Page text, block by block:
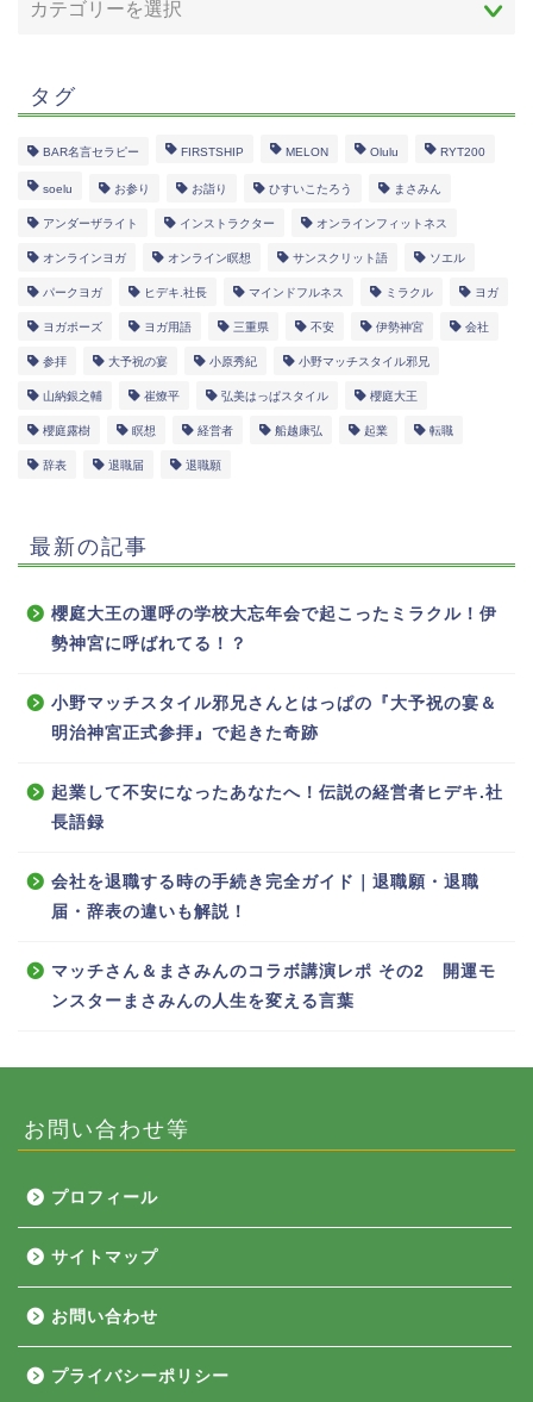
タグ
BAR名言セラピー FIRSTSHIP MELON Olulu RYT200
soelu お参り お詣り ひすいこたろう まさみん
アンダーザライト インストラクター オンラインフィットネス
オンラインヨガ オンライン瞑想 サンスクリット語 ソエル
パークヨガ ヒデキ.社長 マインドフルネス ミラクル ヨガ
ヨガポーズ ヨガ用語 三重県 不安 伊勢神宮 会社
参拝 大予祝の宴 小原秀紀 小野マッチスタイル邪兄
山納銀之輔 崔燎平 弘美はっぱスタイル 櫻庭大王
櫻庭露樹 瞑想 経営者 船越康弘 起業 転職
辞表 退職届 退職願
最新の記事
櫻庭大王の運呼の学校大忘年会で起こったミラクル！伊
勢神宮に呼ばれてる！？
小野マッチスタイル邪兄さんとはっぱの『大予祝の宴＆
明治神宮正式参拝』で起きた奇跡
起業して不安になったあなたへ！伝説の経営者ヒデキ.社
長語録
会社を退職する時の手続き完全ガイド｜退職願・退職
届・辞表の違いも解説！
マッチさん＆まさみんのコラボ講演レポ その2 開運モ
ンスターまさみんの人生を変える言葉
お問い合わせ等
プロフィール
サイトマップ
お問い合わせ
プライバシーポリシー